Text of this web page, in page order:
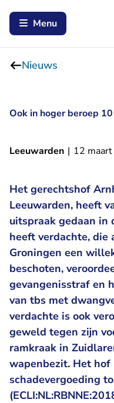
Menu
Nieuws
Ook in hoger beroep
Leeuwarden | 12
Het gerechtshof
Leeuwarden, heeft
uitspraak gedaan in
heeft verdachte, die
Groningen een
beschoten,
gevangenisstraf en
van tbs met
verdachte is ook
geweld tegen zijn
ramkraak in
wapenbezit. Het hof
schadevergoeding